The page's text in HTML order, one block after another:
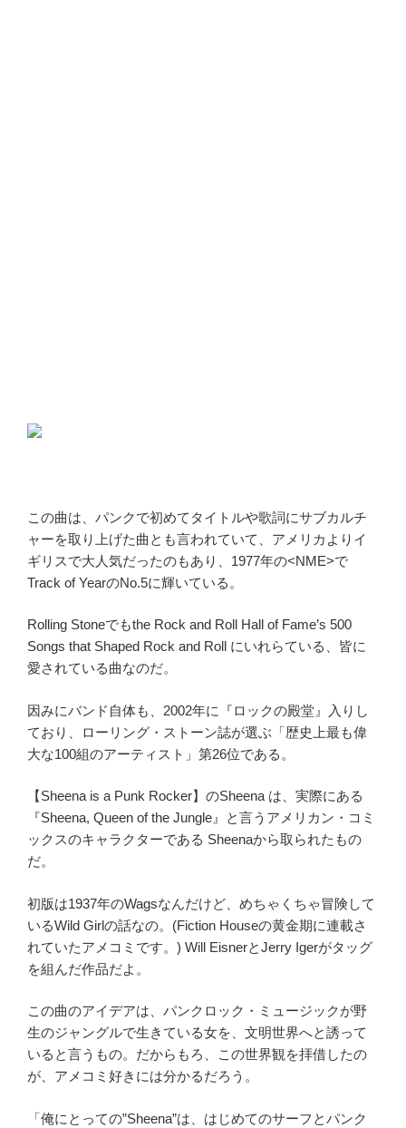
この曲は、パンクで初めてタイトルや歌詞にサブカルチ
ャーを取り上げた曲とも言われていて、アメリカよりイ
ギリスで大人気だったのもあり、1977年の<NME>で
Track of YearのNo.5に輝いている。
Rolling Stoneでもthe Rock and Roll Hall of Fame’s 500
Songs that Shaped Rock and Roll にいれらている、皆に
愛されている曲なのだ。
因みにバンド自体も、2002年に『ロックの殿堂』入りし
ており、ローリング・ストーン誌が選ぶ「歴史上最も偉
大な100組のアーティスト」第26位である。
【Sheena is a Punk Rocker】のSheena は、実際にある
『Sheena, Queen of the Jungle』と言うアメリカン・コミ
ックスのキャラクターである Sheenaから取られたもの
だ。
初版は1937年のWagsなんだけど、めちゃくちゃ冒険して
いるWild Girlの話なの。(Fiction Houseの黄金期に連載さ
れていたアメコミです。) Will EisnerとJerry Igerがタッグ
を組んだ作品だよ。
この曲のアイデアは、パンクロック・ミュージックが野
生のジャングルで生きている女を、文明世界へと誘って
いると言うもの。だからもろ、この世界観を拝借したの
が、アメコミ好きには分かるだろう。
「俺にとっての”Sheena”は、はじめてのサーフとパンク